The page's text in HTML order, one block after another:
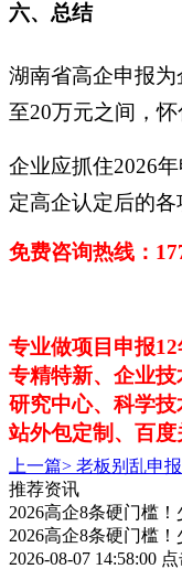
六、总结
湖南省高企申报
至20万元之间，
企业应抓住2026
定高企认定后的各
免费咨询热线：
专业做项目申报
专精特新、企业
研究中心、科学
站外包定制、百
上一篇> 老板别乱申
推荐资讯
2026高企8条硬门槛
2026高企8条硬门槛
2026-08-07 14:58:00